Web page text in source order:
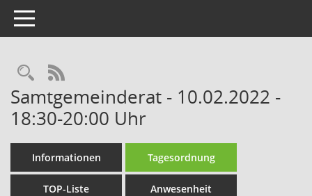
Toggle navigation
Rechercheauswahl
RSS-Feed
Samtgemeinderat - 10.02.2022 -
18:30-20:00 Uhr
Informationen Tagesordnung
TOP-Liste Anwesenheit